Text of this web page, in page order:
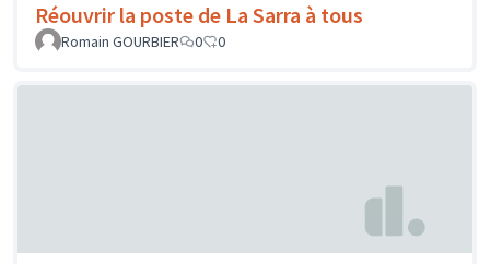
Réouvrir la poste de La Sarra à tous
Romain GOURBIER 0 0